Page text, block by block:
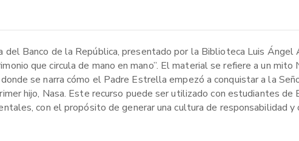
Banco de la República, presentado por la Biblioteca Luis Ángel
que circula de mano en mano”. El material se refiere a un mito
se narra cómo el Padre Estrella empezó a conquistar a la
hijo, Nasa. Este recurso puede ser utilizado con estudiantes de
con el propósito de generar una cultura de responsabilidad y